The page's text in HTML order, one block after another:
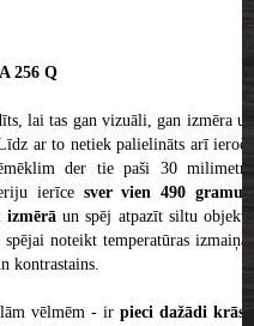
256 Q
lai tas gan vizuāli, gan izmēra un
ar to netiek palielināts arī ieroča
der tie paši 30 milimetru
ierīcesver vien 490 gramus
izmērā un spēj atpazīt siltu objektu
noteikt temperatūras izmaiņas
kontrastains.
vēlmēm - ir pieci dažādi krāsu